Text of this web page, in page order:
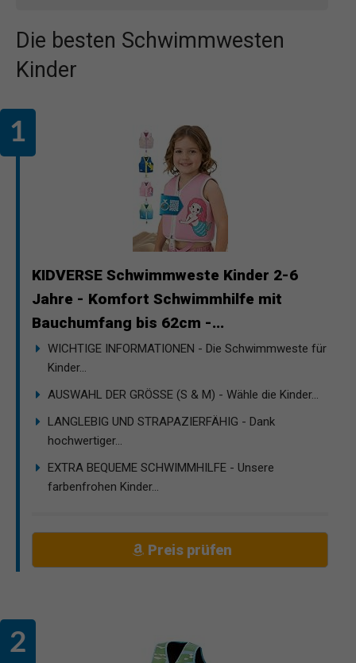
Die besten Schwimmwesten
Kinder
KIDVERSE Schwimmweste Kinder 2-6
Jahre - Komfort Schwimmhilfe mit
Bauchumfang bis 62cm -...
WICHTIGE INFORMATIONEN - Die Schwimmweste für
Kinder...
AUSWAHL DER GRÖSSE (S & M) - Wähle die Kinder...
LANGLEBIG UND STRAPAZIERFÄHIG - Dank
hochwertiger...
EXTRA BEQUEME SCHWIMMHILFE - Unsere
farbenfrohen Kinder...
Preis prüfen